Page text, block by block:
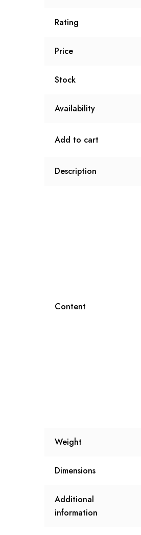
Rating
Price
Stock
Availability
Add to cart
Description
Content
Weight
Dimensions
Additional
information